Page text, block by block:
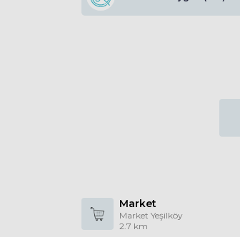
Market
Market Yeşilköy
2.7 km